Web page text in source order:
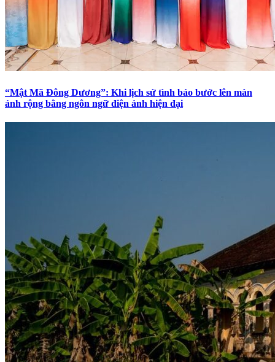
“Mật Mã Đông Dương”: Khi lịch sử tình báo bước lên màn
ảnh rộng bằng ngôn ngữ điện ảnh hiện đại